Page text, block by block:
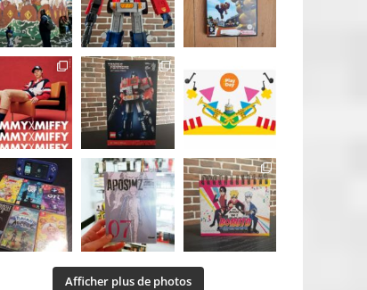
Afficher plus de photos